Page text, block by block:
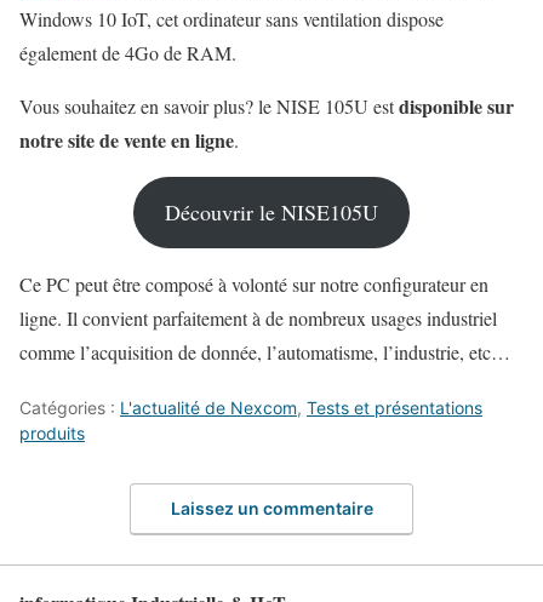
Windows 10 IoT, cet ordinateur sans ventilation dispose
également de 4Go de RAM.
Vous souhaitez en savoir plus? le NISE 105U estdisponible sur
notre site de vente en ligne.
Découvrir le NISE105U
Ce PC peut être composé à volonté sur notre configurateur en
ligne. Il convient parfaitement à de nombreux usages industriel
comme l’acquisition de donnée, l’automatisme, l’industrie, etc…
Catégories : L'actualité de Nexcom, Tests et présentations
produits
Laissez un commentaire